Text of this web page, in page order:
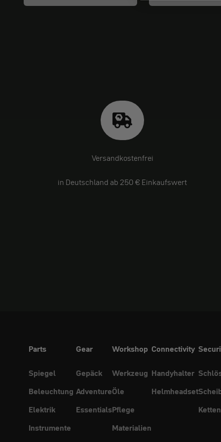
Versandkostenfrei
in Deutschland ab 250 € Einkaufswert
Parts
Spiegel
Beleuchtung
Elektrik
Instrumente
Gear
Gepäck
Adventure
Essentials
Workshop
Werkzeug
Öle
Pflege
Materialien
Connectivity
Handyhalter
Helmheadset
Ketten